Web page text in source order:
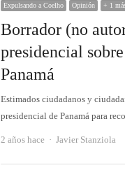
Expulsando a Coelho Opinión + 1
Borrador (no
presidencial
Panamá
Estimados ciudadanos y
presidencial de Panamá para
2 años hace Autor
Javier Stanziola